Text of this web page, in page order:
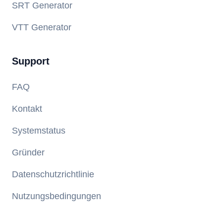
SRT Generator
VTT Generator
Support
FAQ
Kontakt
Systemstatus
Gründer
Datenschutzrichtlinie
Nutzungsbedingungen